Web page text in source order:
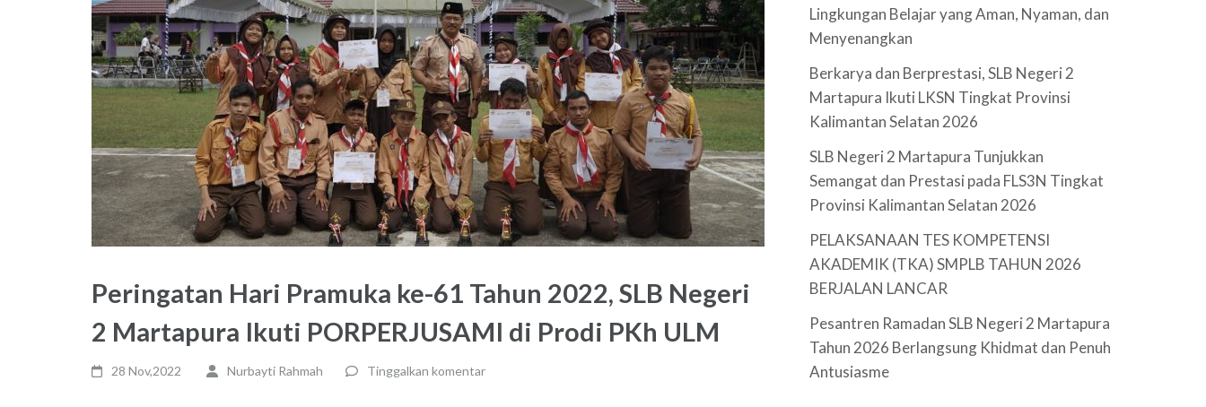
Peringatan Hari Pramuka ke-61 Tahun 2022, SLB Negeri
2 Martapura Ikuti PORPERJUSAMI di Prodi PKh ULM
28 Nov,2022 Nurbayti Rahmah Tinggalkan komentar
Lingkungan Belajar yang Aman, Nyaman, dan
Menyenangkan
Berkarya dan Berprestasi, SLB Negeri 2
Martapura Ikuti LKSN Tingkat Provinsi
Kalimantan Selatan 2026
SLB Negeri 2 Martapura Tunjukkan
Semangat dan Prestasi pada FLS3N Tingkat
Provinsi Kalimantan Selatan 2026
PELAKSANAAN TES KOMPETENSI
AKADEMIK (TKA) SMPLB TAHUN 2026
BERJALAN LANCAR
Pesantren Ramadan SLB Negeri 2 Martapura
Tahun 2026 Berlangsung Khidmat dan Penuh
Antusiasme